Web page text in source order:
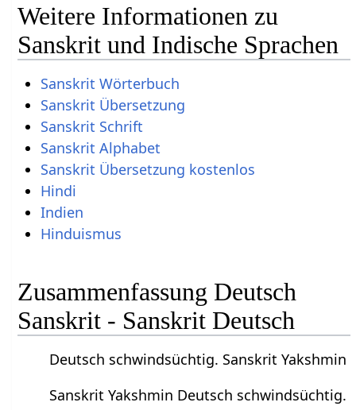
Weitere Informationen zu
Sanskrit und Indische Sprachen
Sanskrit Wörterbuch
Sanskrit Übersetzung
Sanskrit Schrift
Sanskrit Alphabet
Sanskrit Übersetzung kostenlos
Hindi
Indien
Hinduismus
Zusammenfassung Deutsch
Sanskrit - Sanskrit Deutsch
Deutsch schwindsüchtig. Sanskrit Yakshmin
Sanskrit Yakshmin Deutsch schwindsüchtig.